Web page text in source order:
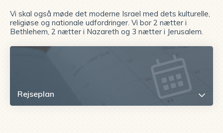
Vi skal også møde det moderne Israel med dets kulturelle,
religiøse og nationale udfordringer. Vi bor 2 nætter i
Bethlehem, 2 nætter i Nazareth og 3 nætter i Jerusalem.
Rejseplan